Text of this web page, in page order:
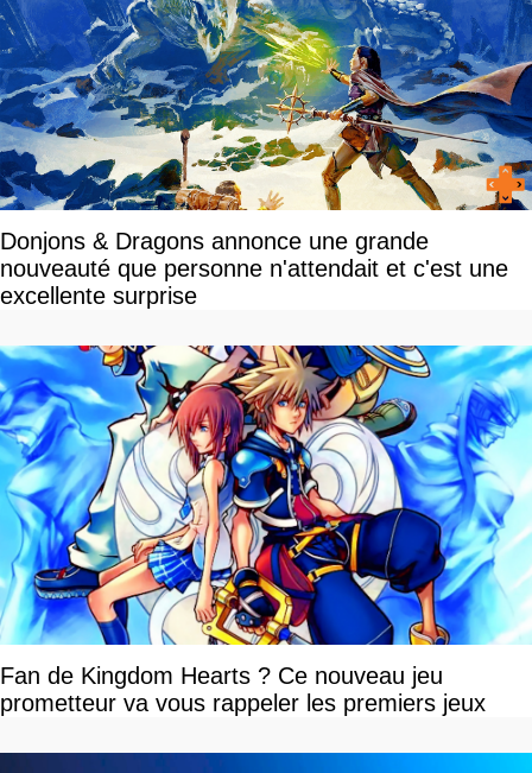
Donjons & Dragons annonce une grande
nouveauté que personne n'attendait et c'est une
excellente surprise
Fan de Kingdom Hearts ? Ce nouveau jeu
prometteur va vous rappeler les premiers jeux